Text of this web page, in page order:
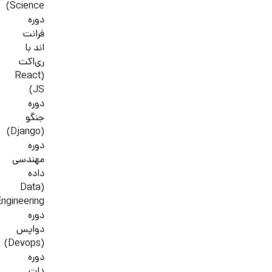
Science)
دوره
فرانت
اند با
ری‌اکت
(React
JS)
دوره
جنگو
(Django)
دوره
مهندسی
داده
(Data
دوره
دواپس
(Devops)
دوره